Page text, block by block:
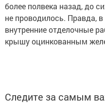
более полвека назад, до
не проводилось. Правда,
внутренние отделочные
крышу оцинкованным
Следите за самым